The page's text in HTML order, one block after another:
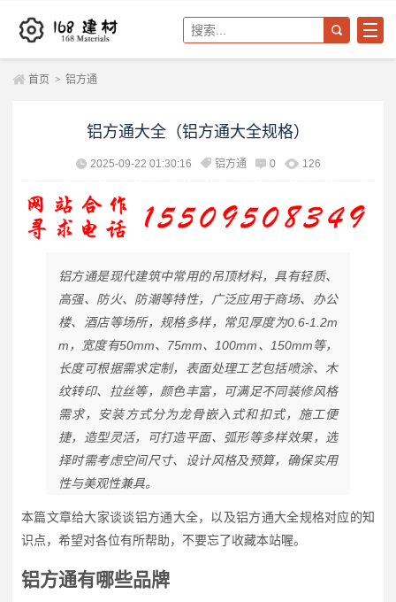
首页 > 铝方通
铝方通大全（铝方通大全规格）
2025-09-22 01:30:16 铝方通 0 126
铝方通是现代建筑中常用的吊顶材料，具有轻质、
高强、防火、防潮等特性，广泛应用于商场、办公
楼、酒店等场所，规格多样，常见厚度为0.6-1.2m
m，宽度有50mm、75mm、100mm、150mm等，
长度可根据需求定制，表面处理工艺包括喷涂、木
纹转印、拉丝等，颜色丰富，可满足不同装修风格
需求，安装方式分为龙骨嵌入式和扣式，施工便
捷，造型灵活，可打造平面、弧形等多样效果，选
择时需考虑空间尺寸、设计风格及预算，确保实用
性与美观性兼具。
本篇文章给大家谈谈铝方通大全，以及铝方通大全规格对应的知
识点，希望对各位有所帮助，不要忘了收藏本站喔。
铝方通有哪些品牌